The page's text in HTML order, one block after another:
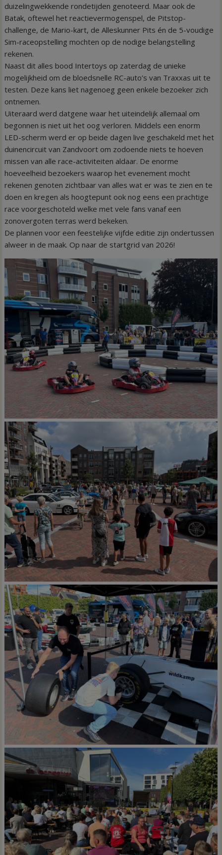
duizelingwekkende rondetijden genoteerd. Maar ook de
Batak, oftewel het reactievermogenspel, de Pitstop-
challenge, de Mario-kart, de Alleskunner Pits én de 5-voudige
Sim-raceopstelling mochten op de nodige belangstelling
rekenen.
Naast dit alles bood Intertoys op zaterdag de unieke
mogelijkheid om de bloedsnelle RC-auto’s van Traxxas uit te
testen. Deze kans liet nagenoeg geen enkele bezoeker zich
ontnemen.
Uiteraard werd datgene waar het uiteindelijk allemaal om
begonnen is niet uit het oog verloren. Middels een enorm
LED-scherm werd er op beide dagen live geschakeld met het
duinencircuit van Zandvoort om zodoende niets te hoeven
missen van alle race-activiteiten aldaar. De enorme
hoeveelheid bezoekers waarop het evenement mocht
rekenen genoten zichtbaar van alles wat er was te zien en te
doen en kregen als hoogtepunt ook nog eens een prachtige
race voorgeschoteld welke met vele fans vanaf een
zonovergoten terras werd bekeken.
De plannen voor een feestelijke vijfde editie zijn ondertussen
alweer in de maak. Op naar de startgrid van 2026!